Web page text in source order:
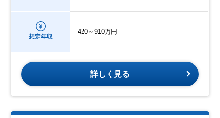
想定年収
420～910万円
詳しく見る